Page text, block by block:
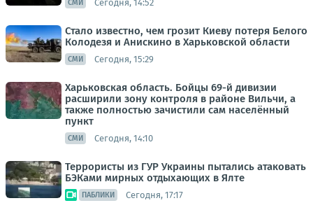
СМИ Сегодня, 14:52
Стало известно, чем грозит Киеву потеря Белого
Колодезя и Анискино в Харьковской области
СМИ Сегодня, 15:29
Харьковская область. Бойцы 69-й дивизии
расширили зону контроля в районе Вильчи, а
также полностью зачистили сам населённый
пункт
СМИ Сегодня, 14:10
Террористы из ГУР Украины пытались атаковать
БЭКами мирных отдыхающих в Ялте
ПАБЛИКИ Сегодня, 17:17